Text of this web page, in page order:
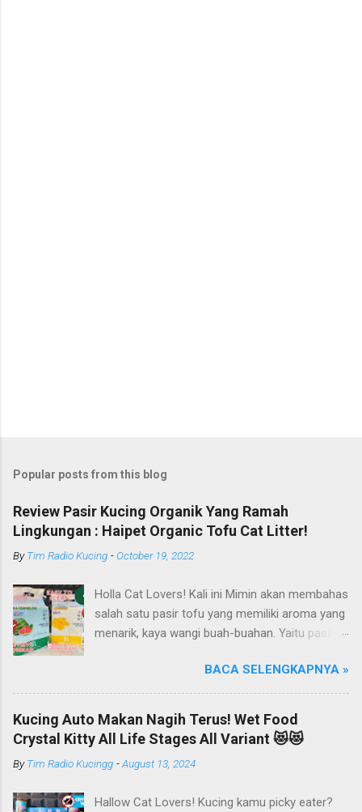
Popular posts from this blog
Review Pasir Kucing Organik Yang Ramah
Lingkungan : Haipet Organic Tofu Cat Litter!
ByTim Radio Kucing -October 19, 2022
Holla Cat Lovers! Kali ini Mimin akan membahas
salah satu pasir tofu yang memiliki aroma yang
menarik, kaya wangi buah-buahan. Yaitu pasir
Haipet merupakan salah satu merk produk
kucing yang diproduksi oleh PT. Arthacat Tirta
Surya, Indonesia. Perusahaan ini bergerak di
bidang produk perlengkapan kucing, seperti Cat
Tree Furniture, Cat Accessories, Cat Food, Cat
Litter, Cat Sandbox/Cat Litter, dan lain-lain.
dahulu dari PT. Arthacat Tirta Surya ini, ada
BACA SELENGKAPNYA »
Kucing Auto Makan Nagih Terus! Wet Food
Crystal Kitty All Life Stages All Variant 😻😻
ByTim Radio Kucingg -August 13, 2024
Hallow Cat Lovers! Kucing kamu picky eater?